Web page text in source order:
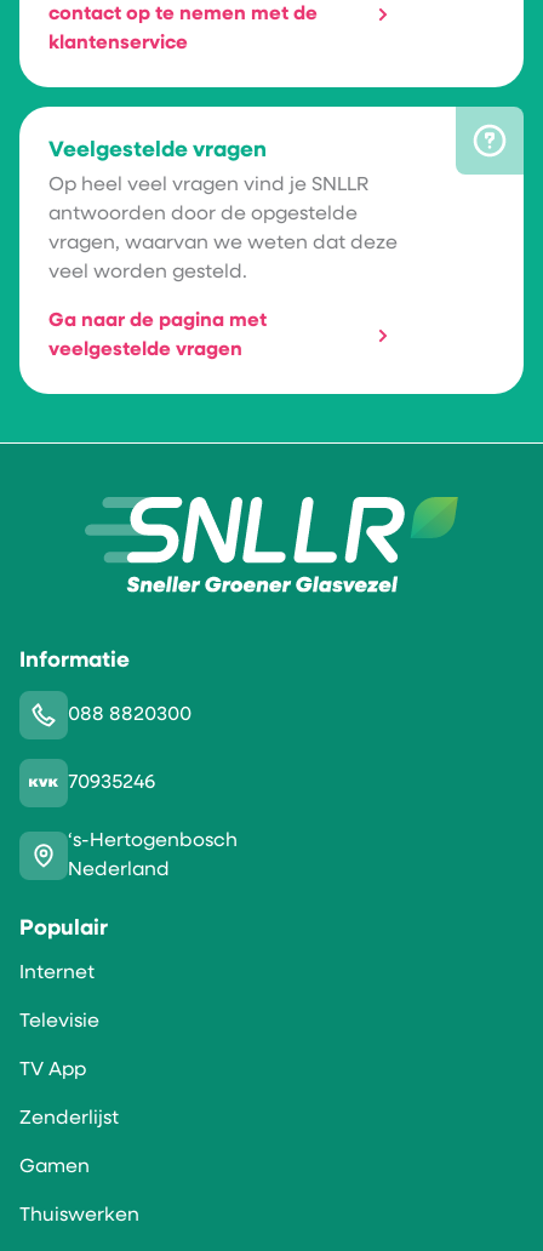
contact op te nemen met de
klantenservice
Veelgestelde vragen
Op heel veel vragen vind je SNLLR
antwoorden door de opgestelde
vragen, waarvan we weten dat deze
veel worden gesteld.
Ga naar de pagina met
veelgestelde vragen
Informatie
088 8820300
70935246
‘s-Hertogenbosch
Nederland
Populair
Internet
Televisie
TV App
Zenderlijst
Gamen
Thuiswerken